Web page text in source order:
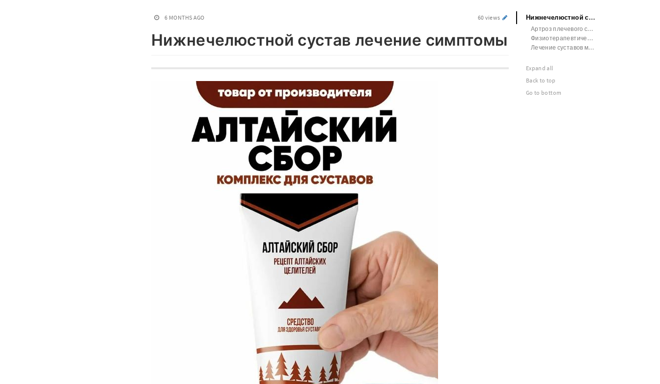
6 MONTHS AGO 60 views
Нижнечелюстной сустав лечение симптомы
Нижнечелюстной сустав лечение симптомы
Артроз плечевого сустава лечение у женщин
Физиотерапевтические аппараты для лечения суставов
Лечение суставов мазями отзывы
Expand all
Back to top
Go to bottom